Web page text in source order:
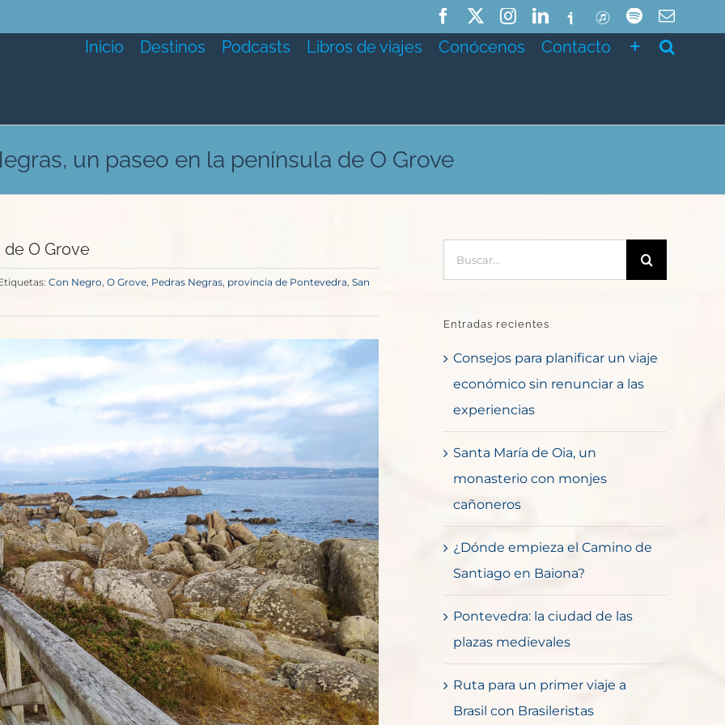
FacebookInstagramLinkedIn
IvooxITunesSpotifyCorreo
Inicio Destinos Podcasts Libros de viajes Conócenos Contacto
un paseo en la península de O Grove
O Grove
Con Negro, O Grove, Pedras Negras, provincia de Pontevedra, San
Entradas recientes
Consejos para planificar un viaje
económico sin renunciar a las
experiencias
Santa María de Oia, un
monasterio con monjes
cañoneros
¿Dónde empieza el Camino de
Santiago en Baiona?
Pontevedra: la ciudad de las
plazas medievales
Ruta para un primer viaje a
Brasil con Brasileristas